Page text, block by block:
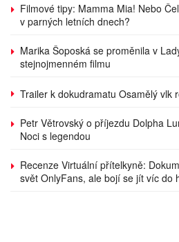
Filmové tipy: Mamma Mia! Nebo
v parných letních dnech?
Marika Šoposká se proměnila v
stejnojmenném filmu
Trailer k dokudramatu Osamělý vlk
Petr Větrovský o příjezdu Dolpha
Noci s legendou
Recenze Virtuální přítelkyně:
svět OnlyFans, ale bojí se jít víc do